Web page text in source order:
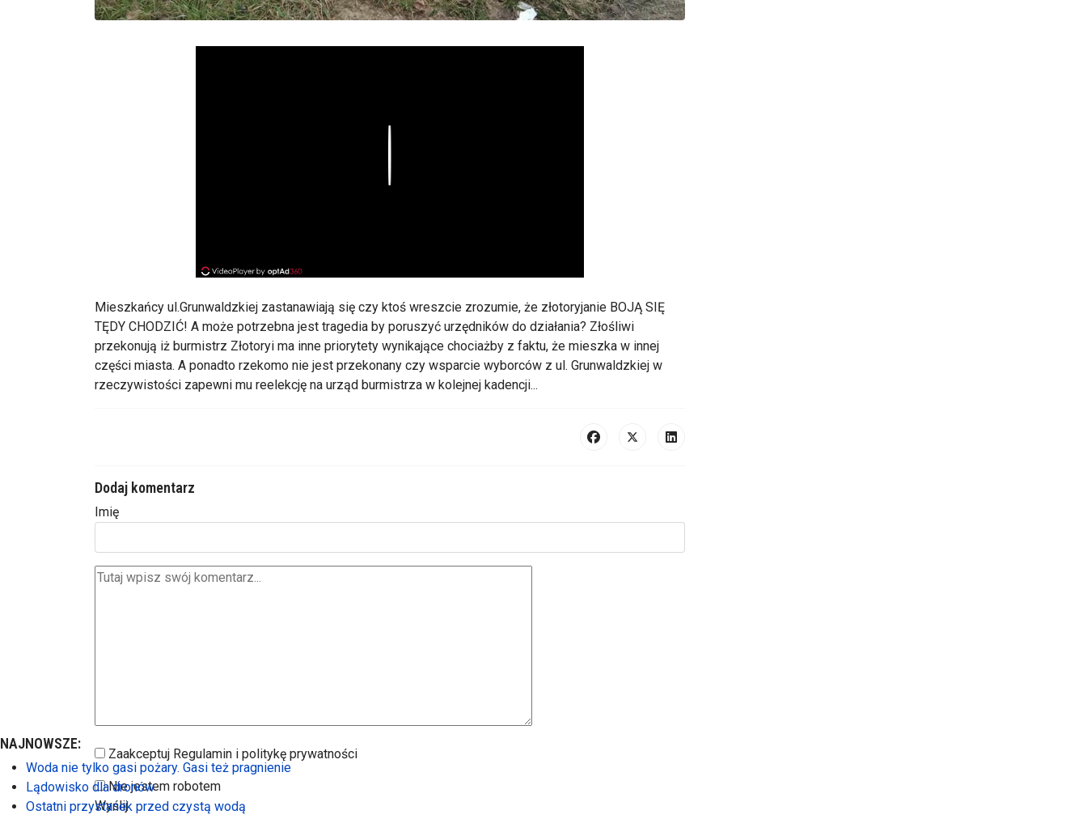
Mieszkańcy ul.Grunwaldzkiej zastanawiają się czy ktoś wreszcie zrozumie, że złotoryjanie BOJĄ SIĘ
TĘDY CHODZIĆ! A może potrzebna jest tragedia by poruszyć urzędników do działania? Złośliwi
przekonują iż burmistrz Złotoryi ma inne priorytety wynikające chociażby z faktu, że mieszka w innej
części miasta. A ponadto rzekomo nie jest przekonany czy wsparcie wyborców z ul. Grunwaldzkiej w
rzeczywistości zapewni mu reelekcję na urząd burmistrza w kolejnej kadencji...
Dodaj komentarz
Imię
Zaakceptuj Regulamin i politykę prywatności
Nie jestem robotem
Wyślij
NAJNOWSZE:
Woda nie tylko gasi pożary. Gasi też pragnienie
Lądowisko dla dronów
Ostatni przystanek przed czystą wodą